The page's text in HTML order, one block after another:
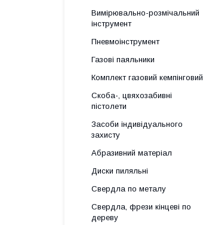
Вимірювально-розмічальний
інструмент
Пневмоінструмент
Газові паяльники
Комплект газовий кемпінговий
Скоба-, цвяхозабивні
пістолети
Засоби індивідуального
захисту
Абразивний матеріал
Диски пиляльні
Свердла по металу
Свердла, фрези кінцеві по
дереву